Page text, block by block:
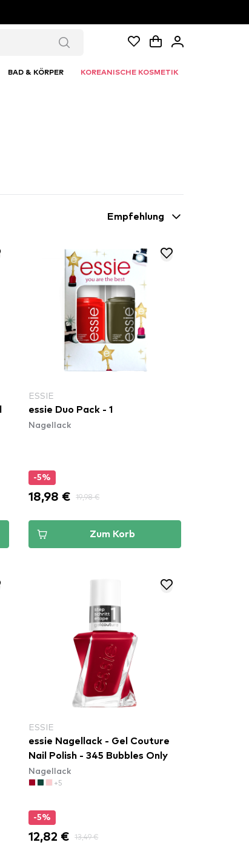
BAD & KÖRPER KOREANISCHE KOSMETIK
Empfehlung
ESSIE
essie Duo Pack - 1
Nagellack
-5%
18,98 € 19,98 €
Zum Korb
ESSIE
essie Nagellack - Gel Couture
Nail Polish - 345 Bubbles Only
Nagellack
+5
-5%
12,82 € 13,49 €